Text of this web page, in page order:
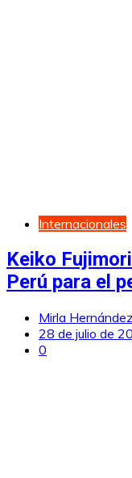
Internacionales
Keiko
Perú para el
Mirla Hernández
28 de julio de
0